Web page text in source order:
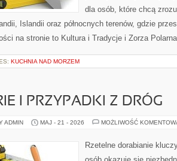
dla osób, które chcą
Islandii oraz północnych terenów, gdzie
na stronie to Kultura i Tradycje i Zorza
KUCHNIA NAD MORZEM
I PRZYPADKI Z DRÓG
ADMIN MAJ - 21 - 2026 MOŻLIWOŚĆ
Rzetelne dorabianie